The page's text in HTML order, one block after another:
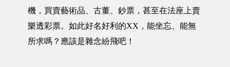
機，買賣藝術品、古董、鈔票，甚至在法座上賣
樂透彩票。如此好名好利的XX，能坐忘、能無
所求嗎？應該是雜念紛飛吧！